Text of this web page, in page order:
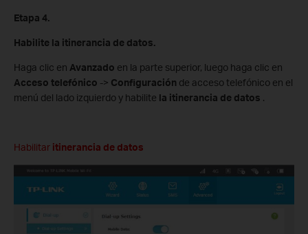
Etapa 4.
Habilite la itinerancia de datos.
Haga clic en Avanzado en la parte superior, luego haga clic en
Acceso telefónico -> Configuración de acceso telefónico en el
menú del lado izquierdo y habilite la itinerancia de datos .
Habilitar itinerancia de datos